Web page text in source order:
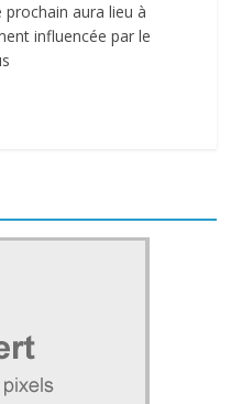
prochain aura lieu à
influencée par le